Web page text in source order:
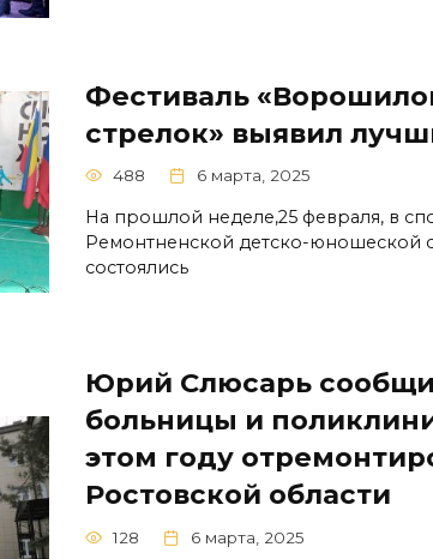
Фестиваль
стрелок» выявил
488 6 марта, 2025
На прошлой неделе,25 февраля, в
Ремонтненской детско-юношеской
состоялись
Юрий Слюсарь
больницы и
этом году
Ростовской области
128 6 марта, 2025